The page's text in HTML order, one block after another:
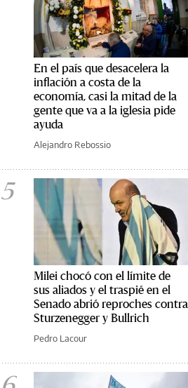
En el país que desacelera la
inflación a costa de la
economía, casi la mitad de la
gente que va a la iglesia pide
ayuda
Alejandro Rebossio
5
Milei chocó con el límite de
sus aliados y el traspié en el
Senado abrió reproches contra
Sturzenegger y Bullrich
Pedro Lacour